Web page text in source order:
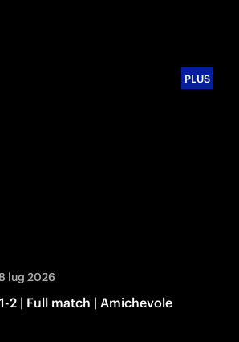
PLUS
lug 2026
2 | Full match | Amichevole